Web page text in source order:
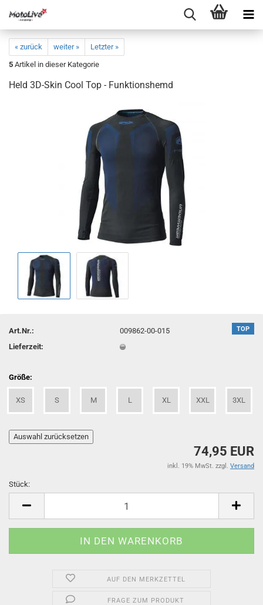
« zurück weiter »
Letzter »
5 Artikel in dieser Kategorie
Held 3D-Skin Cool Top - Funktionshemd
TOP
Art.Nr.:
009862-00-015
Lieferzeit:
Größe:
XS S M L XL XXL 3XL
74,95 EUR
inkl. 19% MwSt. zzgl. Versand
Stück:
AUF DEN MERKZETTEL
FRAGE ZUM PRODUKT